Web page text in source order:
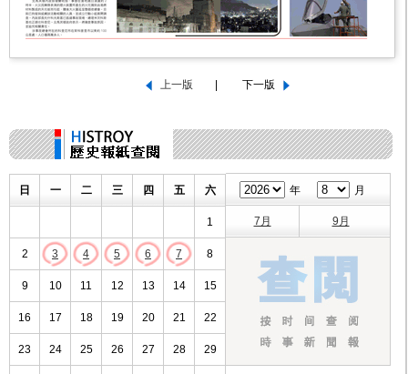
日 一 二 三 四 五 六
1
2 3 4 5 6 7 8
9 10 11 12 13 14 15
16 17 18 19 20 21 22
23 24 25 26 27 28 29
年 月
7月 9月